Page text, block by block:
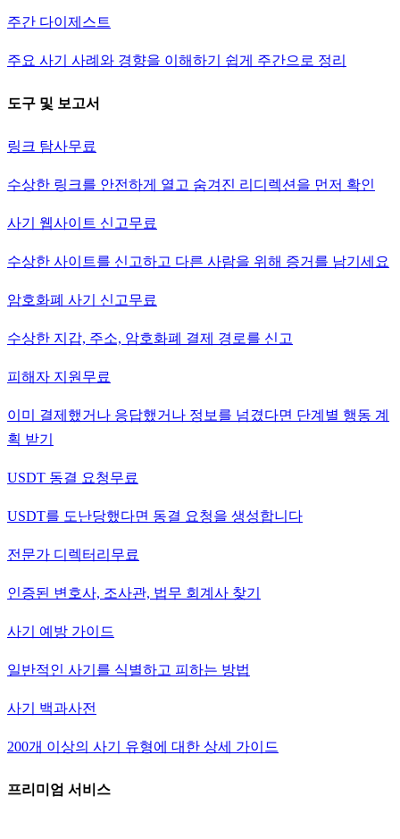
주간 다이제스트
주요 사기 사례와 경향을 이해하기 쉽게 주간으로 정리
도구 및 보고서
링크 탐사무료
수상한 링크를 안전하게 열고 숨겨진 리디렉션을 먼저 확인
사기 웹사이트 신고무료
수상한 사이트를 신고하고 다른 사람을 위해 증거를 남기세요
암호화폐 사기 신고무료
수상한 지갑, 주소, 암호화폐 결제 경로를 신고
피해자 지원 무료
이미 결제했거나 응답했거나 정보를 넘겼다면 단계별 행동 계
획 받기
USDT 동결 요청무료
USDT를 도난당했다면 동결 요청을 생성합니다
전문가 디렉터리 무료
인증된 변호사, 조사관, 법무 회계사 찾기
사기 예방 가이드
일반적인 사기를 식별하고 피하는 방법
사기 백과사전
200개 이상의 사기 유형에 대한 상세 가이드
프리미엄 서비스